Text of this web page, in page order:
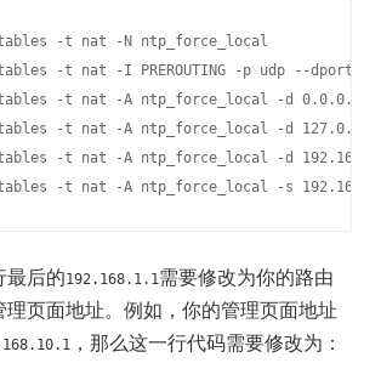
-t nat -N ntp_force_local
-t nat -I PREROUTING -p udp --dport
-t nat -A ntp_force_local -d 0.0.0.0/8 -
-t nat -A ntp_force_local -d 127.0.0.0/
-t nat -A ntp_force_local -d
-t nat -A ntp_force_local -s
最后的192.168.1.1需要修改为你的路由
理页面地址。例如，你的管理页面地址
，那么这一行代码需要修改为：